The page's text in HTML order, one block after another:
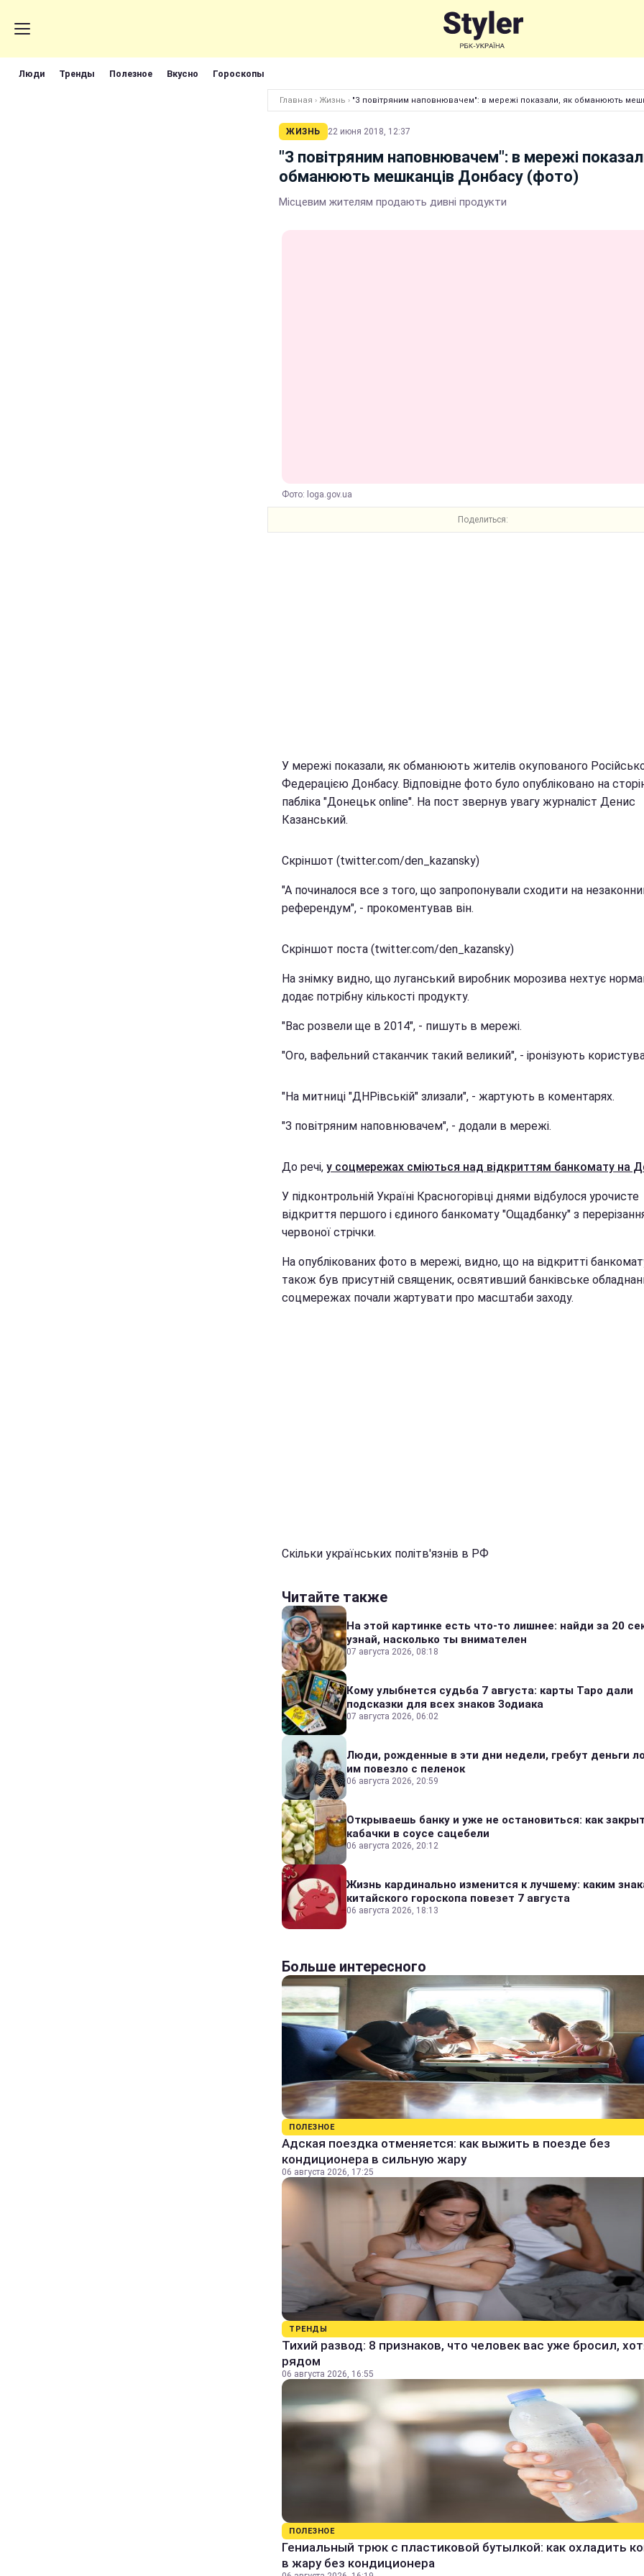
Люди Тренды Полезное Вкусно Гороскопы
Главная › Жизнь › "З повітряним наповнювачем": в мережі показали, як обманюють
ЖИЗНЬ 22 июня 2018, 12:37
"З повітряним наповнювачем": в мережі
обманюють мешканців Донбасу (фото)
Місцевим жителям продають дивні продукти
Фото: loga.gov.ua
Поделиться:
У мережі показали, як обманюють жителів окупованого
Федерацією Донбасу. Відповідне фото було опубліковано на
пабліка "Донецьк online". На пост звернув увагу журналіст Денис
Казанський.
Скріншот (twitter.com/den_kazansky)
"А починалося все з того, що запропонували сходити на
референдум", - прокоментував він.
Скріншот поста (twitter.com/den_kazansky)
На знімку видно, що луганський виробник морозива нехтує
додає потрібну кількості продукту.
"Вас розвели ще в 2014", - пишуть в мережі.
"Ого, вафельний стаканчик такий великий", - іронізують
"На митниці "ДНРівській" злизали", - жартують в коментарях.
"З повітряним наповнювачем", - додали в мережі.
До речі, у соцмережах сміються над відкриттям банкомату на
У підконтрольній Україні Красногорівці днями відбулося урочисте
відкриття першого і єдиного банкомату "Ощадбанку" з
червоної стрічки.
На опублікованих фото в мережі, видно, що на відкритті
також був присутній священик, освятивший банківське
соцмережах почали жартувати про масштаби заходу.
Скільки українських політв'язнів в РФ
Читайте также
На этой картинке есть что-то лишнее: найди за 20
узнай, насколько ты внимателен
07 августа 2026, 08:18
Кому улыбнется судьба 7 августа: карты Таро дали
подсказки для всех знаков Зодиака
07 августа 2026, 06:02
Люди, рожденные в эти дни недели, гребут деньги
им повезло с пеленок
06 августа 2026, 20:59
Открываешь банку и уже не остановиться: как
кабачки в соусе сацебели
06 августа 2026, 20:12
Жизнь кардинально изменится к лучшему: каким
китайского гороскопа повезет 7 августа
06 августа 2026, 18:13
Больше интересного
ПОЛЕЗНОЕ
Адская поездка отменяется: как выжить в поезде без
кондиционера в сильную жару
06 августа 2026, 17:25
ТРЕНДЫ
Тихий развод: 8 признаков, что человек вас уже бросил,
рядом
06 августа 2026, 16:55
ПОЛЕЗНОЕ
Гениальный трюк с пластиковой бутылкой: как охладить
в жару без кондиционера